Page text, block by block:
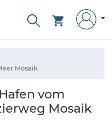
Mosaik
vom
Mosaik